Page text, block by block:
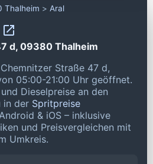
Thalheim Aral
d, 09380 Thalheim
Straße 47 d,
05:00-21:00 Uhr geöffnet.
Dieselpreise an den
in der Spritpreise
& iOS – inklusive
und Preisvergleichen mit
Umkreis.